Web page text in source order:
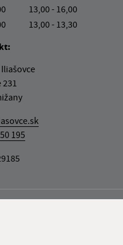
13,00 - 16,00
13,00 - 13,30
195